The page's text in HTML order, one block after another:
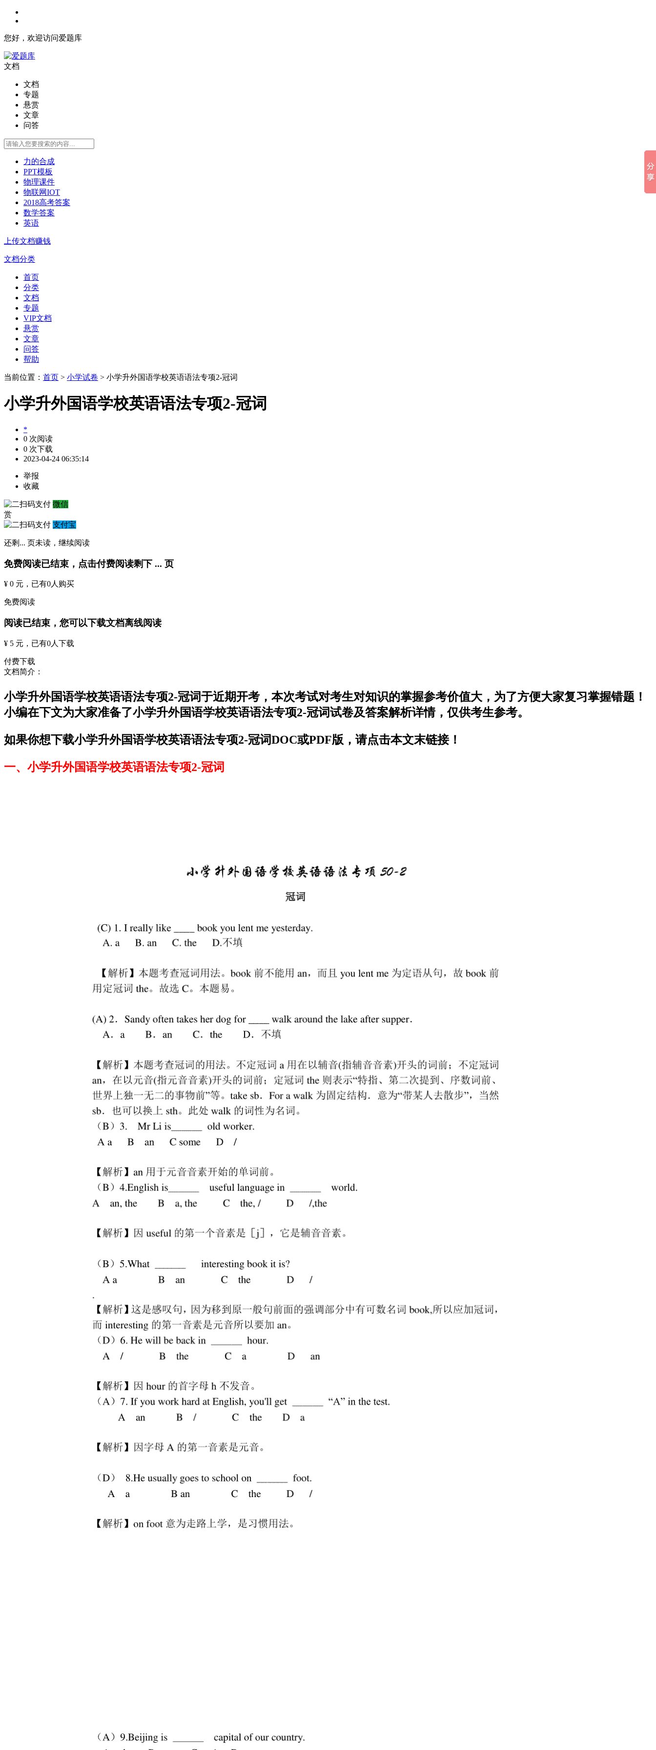
您好，欢迎访问爱题库
文档
文档
专题
悬赏
文章
问答
力的合成
PPT模板
物理课件
物联网IOT
2018高考答案
数学答案
英语
上传文档赚钱
文档分类
首页
分类
文档
专题
VIP文档
悬赏
文章
问答
帮助
当前位置： 首页 > 小学试卷 > 小学升外国语学校英语语法专项2-冠词
小学升外国语学校英语语法专项2-冠词
*
0 次阅读
0 次下载
2023-04-24 06:35:14
举报
收藏
微信
赏
支付宝
还剩 ... 页未读， 继续阅读
免费阅读已结束，点击付费阅读剩下 ... 页
¥ 0 元 ，已有0人购买
免费阅读
阅读已结束，您可以下载文档离线阅读
¥ 5 元 ，已有0人下载
付费下载
文档简介：
小学升外国语学校英语语法专项2-冠词于近期开考，本次考试对考生对知识的掌握参考价值大，为了方便大家复习掌握错题！
小编在下文为大家准备了小学升外国语学校英语语法专项2-冠词试卷及答案解析详情，仅供考生参考。
如果你想下载小学升外国语学校英语语法专项2-冠词DOC或PDF版，请点击本文末链接！
一、小学升外国语学校英语语法专项2-冠词